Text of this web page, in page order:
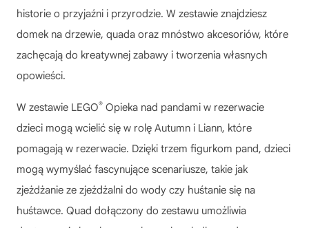
historie o przyjaźni i przyrodzie. W zestawie znajdziesz
domek na drzewie, quada oraz mnóstwo akcesoriów, które
zachęcają do kreatywnej zabawy i tworzenia własnych
opowieści.
W zestawie LEGO® Opieka nad pandami w rezerwacie
dzieci mogą wcielić się w rolę Autumn i Liann, które
pomagają w rezerwacie. Dzięki trzem figurkom pand, dzieci
mogą wymyślać fascynujące scenariusze, takie jak
zjeżdżanie ze zjeżdżalni do wody czy huśtanie się na
huśtawce. Quad dołączony do zestawu umożliwia